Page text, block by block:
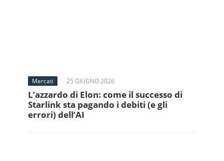
Mercati 25 GIUGNO 2026
L’azzardo di Elon: come il successo di
Starlink sta pagando i debiti (e gli
errori) dell’AI